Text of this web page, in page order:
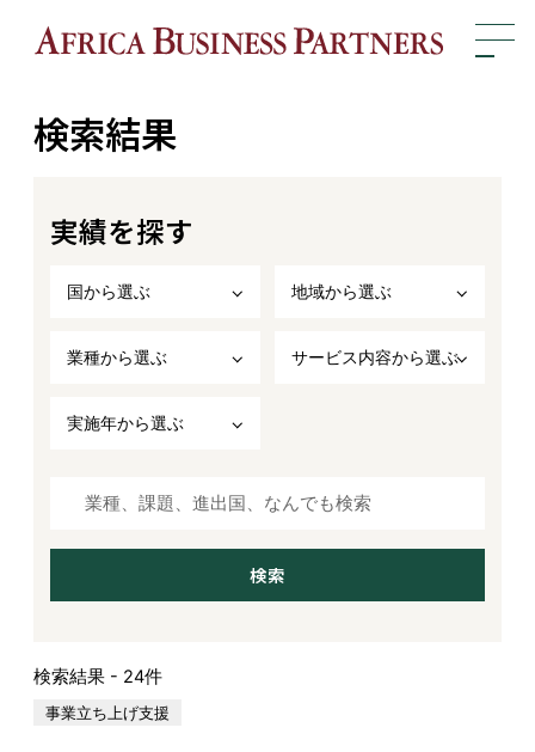
検索結果
実績を探す
国から選ぶ 地域から選ぶ
業種から選ぶ サービス内容から選ぶ
実施年から選ぶ
検索結果 - 24件
事業立ち上げ支援